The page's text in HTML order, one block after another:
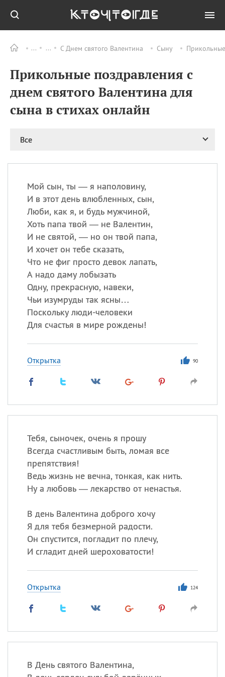
С Днем святого Валентина Сыну
Прикольные поздравления с
днем святого Валентина для
сына в стихах онлайн
Все
Мой сын, ты — я наполовину,
И в этот день влюбленных, сын,
Люби, как я, и будь мужчиной,
Хоть папа твой — не Валентин,
И не святой, — но он твой папа,
И хочет он тебе сказать,
Что не фиг просто девок лапать,
А надо даму лобызать
Одну, прекрасную, навеки,
Чьи изумруды так ясны…
Поскольку люди-человеки
Для счастья в мире рождены!
Открытка 90
Тебя, сыночек, очень я прошу
Всегда счастливым быть, ломая все
препятствия!
Ведь жизнь не вечна, тонкая, как нить.
Ну а любовь — лекарство от ненастья.
В день Валентина доброго хочу
Я для тебя безмерной радости.
Он спустится, погладит по плечу,
И сгладит дней шероховатости!
Открытка 124
В День святого Валентина,
ПРАЗДНИКИ Все
05.08 Празднование в честь
Почаевской иконы
Божией Матери
06.08 Национальная ночь вне
Карнавальный вторник
ИМЕНА
Сегодня празднуют именины
Еще
Анна
Посмотреть значениеи